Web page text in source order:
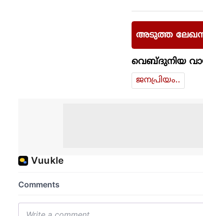
അടുത്ത
വെബ്ദുനിയ
ജനപ്രിയം..